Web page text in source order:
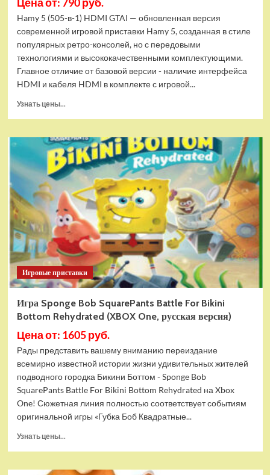
Hamy 5 (505-в-1) HDMI GTAI — обновленная версия
современной игровой приставки Hamy 5, созданная в стиле
популярных ретро-консолей, но с передовыми
технологиями и высококачественными комплектующими.
Главное отличие от базовой версии - наличие интерфейса
HDMI и кабеля HDMI в комплекте с игровой...
Узнать цены...
Игровая
приставка
Hamy
5
(505-
в-1)
HDMI
GTA
Игровые приставки
Игра Sponge Bob SquarePants Battle For Bikini
Bottom Rehydrated (XBOX One, русская версия)
Цена от: 1605 руб.
Рады представить вашему вниманию переиздание
всемирно известной истории жизни удивительных жителей
подводного городка Бикини Боттом - Sponge Bob
SquarePants Battle For Bikini Bottom Rehydrated на Xbox
One! Сюжетная линия полностью соответствует событиям
оригинальной игры «Губка Боб Квадратные...
Узнать цены...
Игра